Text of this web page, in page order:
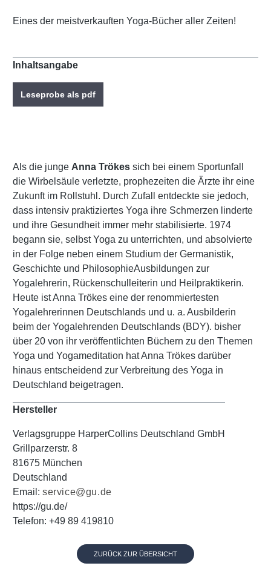
Eines der meistverkauften Yoga-Bücher aller Zeiten!
Inhaltsangabe
Leseprobe als pdf
Als die junge Anna Trökes sich bei einem Sportunfall
die Wirbelsäule verletzte, prophezeiten die Ärzte ihr eine
Zukunft im Rollstuhl. Durch Zufall entdeckte sie jedoch,
dass intensiv praktiziertes Yoga ihre Schmerzen linderte
und ihre Gesundheit immer mehr stabilisierte. 1974
begann sie, selbst Yoga zu unterrichten, und absolvierte
in der Folge neben einem Studium der Germanistik,
Geschichte und PhilosophieAusbildungen zur
Yogalehrerin, Rückenschulleiterin und Heilpraktikerin.
Heute ist Anna Trökes eine der renommiertesten
Yogalehrerinnen Deutschlands und u. a. Ausbilderin
beim der Yogalehrenden Deutschlands (BDY). bisher
über 20 von ihr veröffentlichten Büchern zu den Themen
Yoga und Yogameditation hat Anna Trökes darüber
hinaus entscheidend zur Verbreitung des Yoga in
Deutschland beigetragen.
Hersteller
Verlagsgruppe HarperCollins Deutschland GmbH
Grillparzerstr. 8
81675 München
Deutschland
Email: service@gu.de
https://gu.de/
Telefon: +49 89 419810
ZURÜCK ZUR ÜBERSICHT